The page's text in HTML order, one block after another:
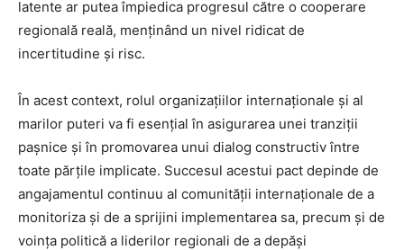
latente ar putea împiedica progresul către o cooperare
regională reală, menținând un nivel ridicat de
incertitudine și risc.
În acest context, rolul organizațiilor internaționale și al
marilor puteri va fi esențial în asigurarea unei tranziții
pașnice și în promovarea unui dialog constructiv între
toate părțile implicate. Succesul acestui pact depinde de
angajamentul continuu al comunității internaționale de a
monitoriza și de a sprijini implementarea sa, precum și de
voința politică a liderilor regionali de a depăși